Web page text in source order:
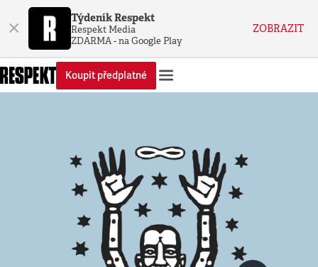
× Týdeník Respekt
Respekt Media
ZDARMA - na Google Play
ZOBRAZIT
Koupit předplatné